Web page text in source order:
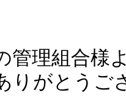
管理組合様
りがとうご